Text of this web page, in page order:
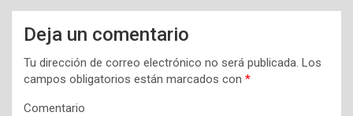
i
Deja un comentario
Tu dirección de correo electrónico no será publicada. Los
campos obligatorios están marcados con *
Comentario